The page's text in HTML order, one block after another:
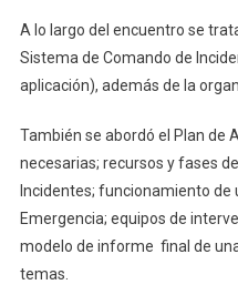
A lo largo del encuentro se
Sistema de Comando de
aplicación), además de la
También se abordó el Plan de
necesarias; recursos y fases
Incidentes; funcionamiento de
Emergencia; equipos de
modelo de informe final de
temas.